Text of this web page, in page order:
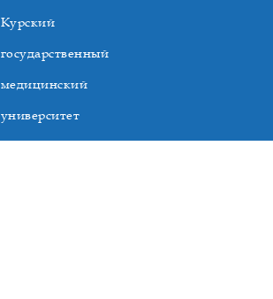
Курский
государственный
медицинский
университет